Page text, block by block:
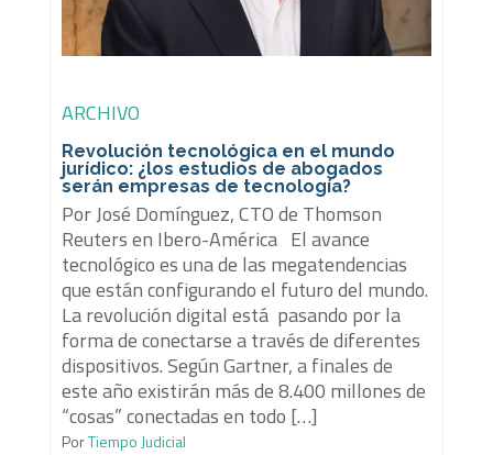
ARCHIVO
Revolución tecnológica en el mundo
jurídico: ¿los estudios de abogados
serán empresas de tecnología?
Por José Domínguez, CTO de Thomson
Reuters en Ibero-América El avance
tecnológico es una de las megatendencias
que están configurando el futuro del mundo.
La revolución digital está pasando por la
forma de conectarse a través de diferentes
dispositivos. Según Gartner, a finales de
este año existirán más de 8.400 millones de
“cosas” conectadas en todo […]
PorTiempo Judicial